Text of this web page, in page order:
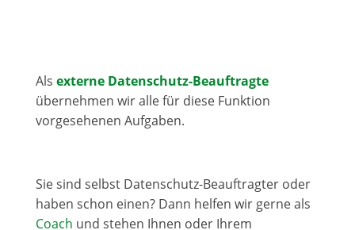
Als externe Datenschutz-Beauftragte
übernehmen wir alle für diese Funktion
vorgesehenen Aufgaben.
Sie sind selbst Datenschutz-Beauftragter oder
haben schon einen? Dann helfen wir gerne als
Coach und stehen Ihnen oder Ihrem